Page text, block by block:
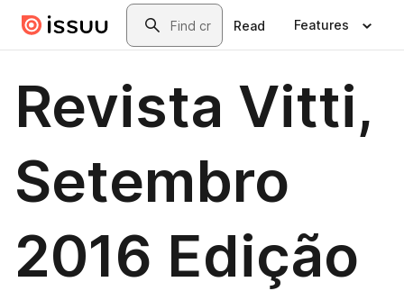
Skip to main contentSearch
Read Features
Revista Vitti,
Setembro
2016 Edição